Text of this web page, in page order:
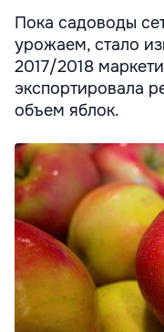
Пока садоводы
урожаем, стало
2017/2018
экспортировала
объем яблок.